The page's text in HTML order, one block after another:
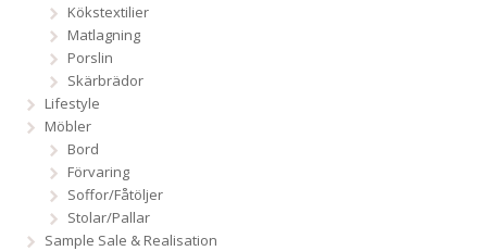
Kökstextilier
Matlagning
Porslin
Skärbrädor
Lifestyle
Möbler
Bord
Förvaring
Soffor/Fåtöljer
Stolar/Pallar
Sample Sale & Realisation